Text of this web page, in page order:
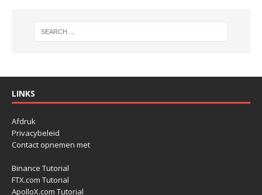
LINKS
Afdruk
Privacybeleid
Contact opnemen met
Binance Tutorial
FTX.com Tutorial
ApolloX.com Tutorial